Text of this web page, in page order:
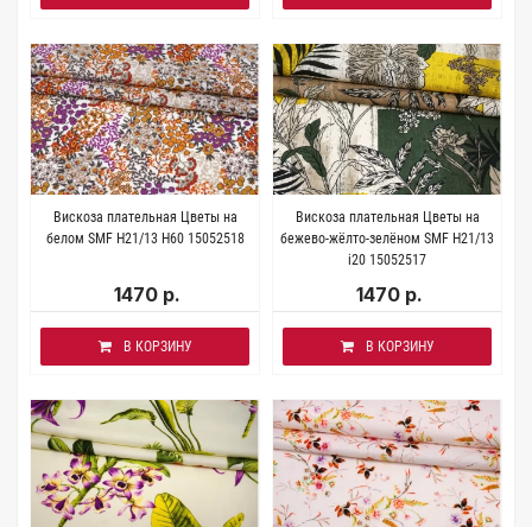
Вискоза плательная Цветы на
белом SMF H21/13 H60 15052518
1470 р.
В КОРЗИНУ
Вискоза плательная Цветы на
бежево-жёлто-зелёном SMF H21/13
i20 15052517
1470 р.
В КОРЗИНУ